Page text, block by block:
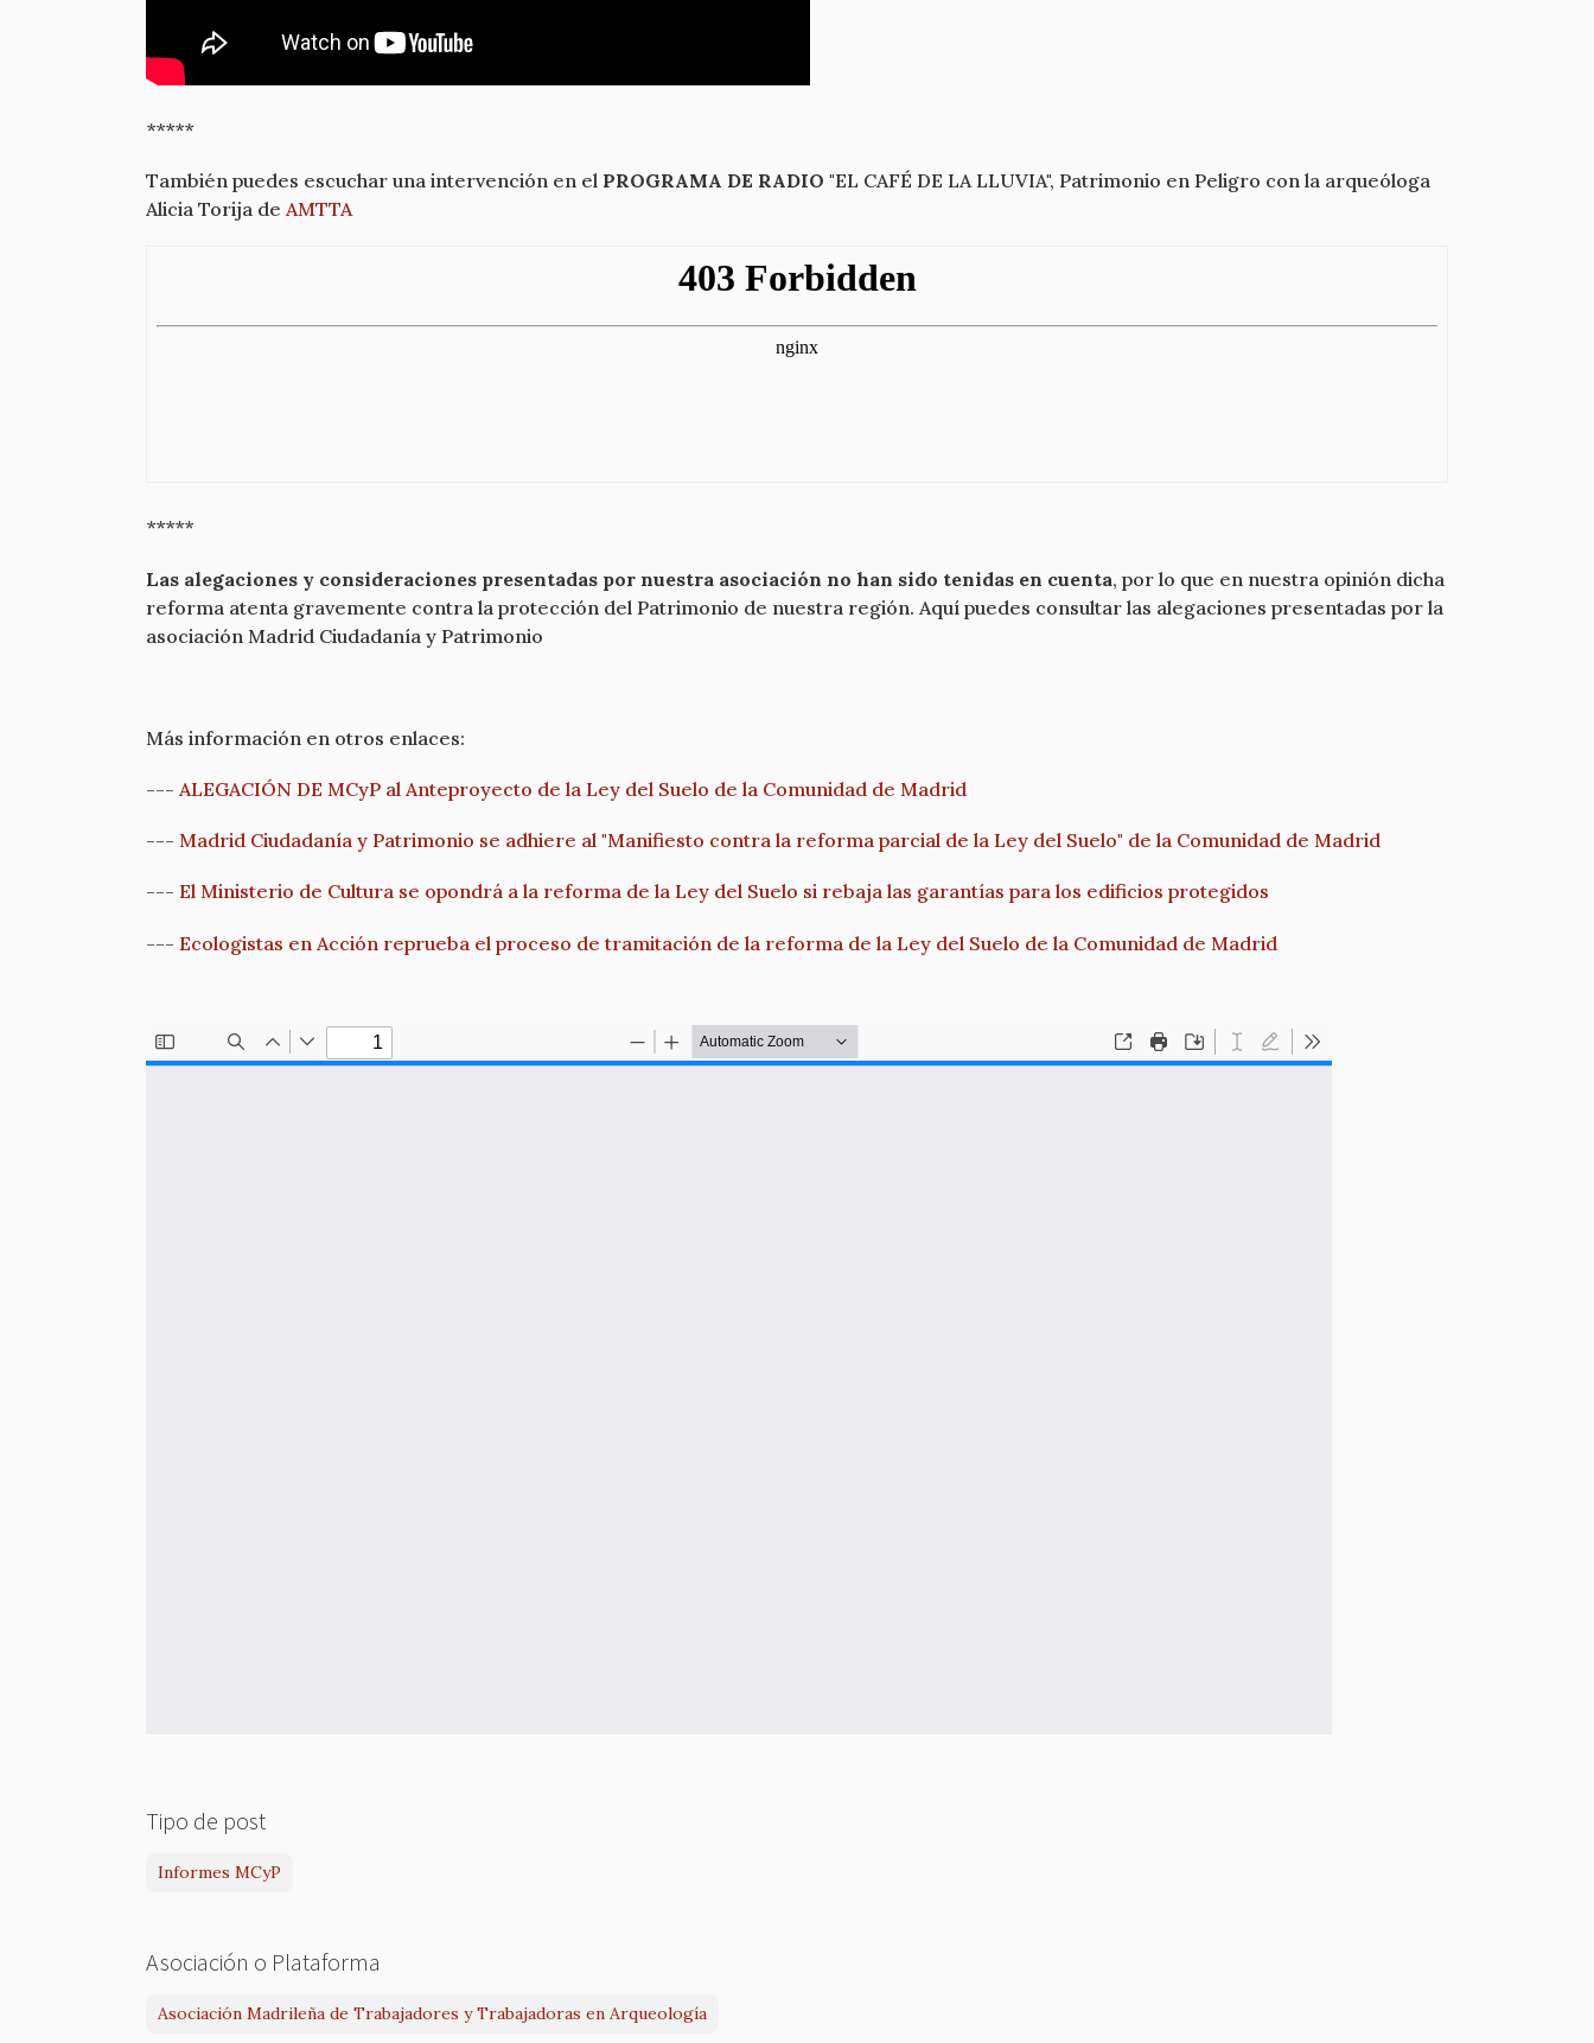
*****
También puedes escuchar una intervención en el PROGRAMA DE RADIO "EL CAFÉ DE LA LLUVIA", Patrimonio en Peligro con la arqueóloga
Alicia Torija de AMTTA
*****
Las alegaciones y consideraciones presentadas por nuestra asociación no han sido tenidas en cuenta, por lo que en nuestra opinión dicha
reforma atenta gravemente contra la protección del Patrimonio de nuestra región. Aquí puedes consultar las alegaciones presentadas por la
asociación Madrid Ciudadanía y Patrimonio
Más información en otros enlaces:
--- ALEGACIÓN DE MCyP al Anteproyecto de la Ley del Suelo de la Comunidad de Madrid
--- Madrid Ciudadanía y Patrimonio se adhiere al "Manifiesto contra la reforma parcial de la Ley del Suelo" de la Comunidad de Madrid
--- El Ministerio de Cultura se opondrá a la reforma de la Ley del Suelo si rebaja las garantías para los edificios protegidos
--- Ecologistas en Acción reprueba el proceso de tramitación de la reforma de la Ley del Suelo de la Comunidad de Madrid
Tipo de post
Informes MCyP
Asociación o Plataforma
Asociación Madrileña de Trabajadores y Trabajadoras en Arqueología